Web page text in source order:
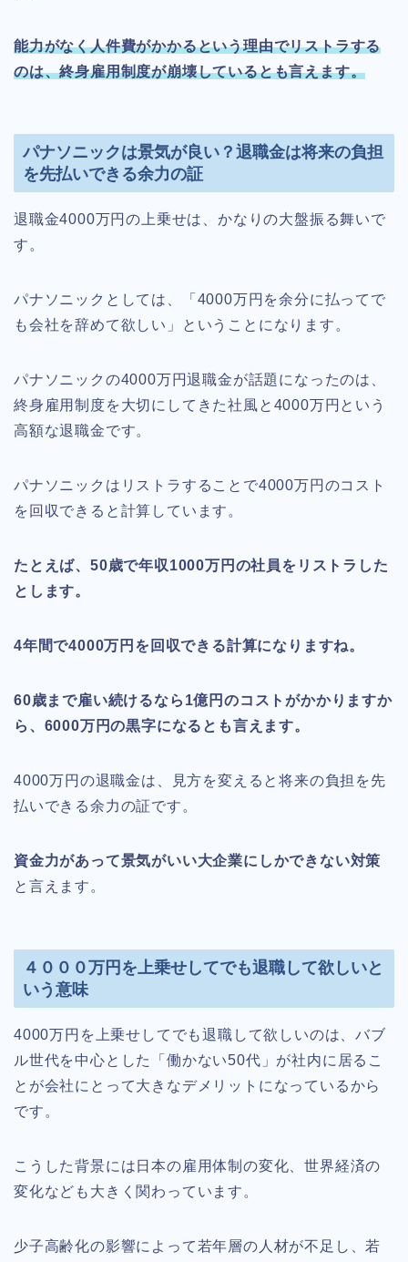
能力がなく人件費がかかるという理由でリストラする
のは、終身雇用制度が崩壊しているとも言えます。
パナソニックは景気が良い？退職金は将来の負担
を先払いできる余力の証
退職金4000万円の上乗せは、かなりの大盤振る舞いで
す。
パナソニックとしては、「4000万円を余分に払ってで
も会社を辞めて欲しい」ということになります。
パナソニックの4000万円退職金が話題になったのは、
終身雇用制度を大切にしてきた社風と4000万円という
高額な退職金です。
パナソニックはリストラすることで4000万円のコスト
を回収できると計算しています。
たとえば、50歳で年収1000万円の社員をリストラした
とします。
4年間で4000万円を回収できる計算になりますね。
60歳まで雇い続けるなら1億円のコストがかかりますか
ら、6000万円の黒字になるとも言えます。
4000万円の退職金は、見方を変えると将来の負担を先
払いできる余力の証です。
資金力があって景気がいい大企業にしかできない対策
と言えます。
４０００万円を上乗せしてでも退職して欲しいと
いう意味
4000万円を上乗せしてでも退職して欲しいのは、バブ
ル世代を中心とした「働かない50代」が社内に居るこ
とが会社にとって大きなデメリットになっているから
です。
こうした背景には日本の雇用体制の変化、世界経済の
変化なども大きく関わっています。
少子高齢化の影響によって若年層の人材が不足し、若